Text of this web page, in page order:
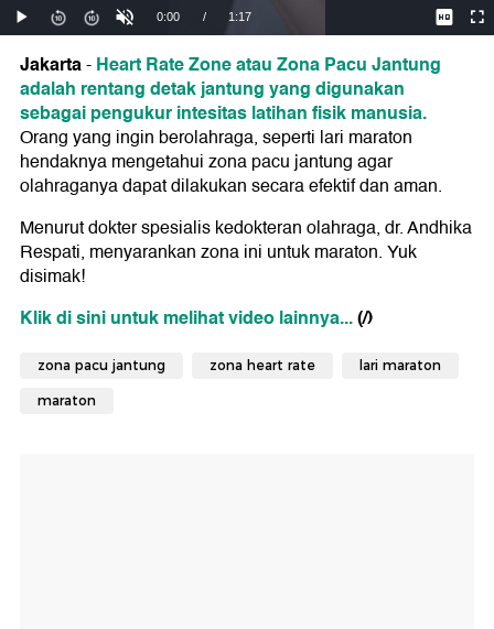
Jakarta-Heart Rate Zone atau Zona Pacu Jantung
adalah rentang detak jantung yang digunakan
sebagai pengukur intesitas latihan fisik manusia.
Orang yang ingin berolahraga, seperti lari maraton
hendaknya mengetahui zona pacu jantung agar
olahraganya dapat dilakukan secara efektif dan aman.
Menurut dokter spesialis kedokteran olahraga, dr. Andhika
Respati, menyarankan zona ini untuk maraton. Yuk
disimak!
Klik di sini untuk melihat video lainnya...(/)
zona pacu jantung zona heart rate lari maraton
maraton